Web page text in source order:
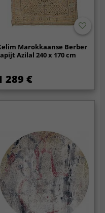
Marokkaanse Berber
Azilal 240 x 170 cm
289 €